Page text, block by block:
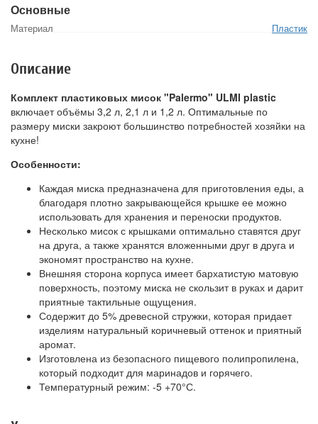
Основные
Материал Пластик
Описание
Комплект пластиковых мисок "Palermo" ULMI plastic
включает объёмы 3,2 л, 2,1 л и 1,2 л. Оптимальные по
размеру миски закроют большинство потребностей хозяйки на
кухне!
Особенности:
Каждая миска предназначена для приготовления еды, а
благодаря плотно закрывающейся крышке ее можно
использовать для хранения и переноски продуктов.
Несколько мисок с крышками оптимально ставятся друг
на друга, а также хранятся вложенными друг в друга и
экономят пространство на кухне.
Внешняя сторона корпуса имеет бархатистую матовую
поверхность, поэтому миска не скользит в руках и дарит
приятные тактильные ощущения.
Содержит до 5% древесной стружки, которая придает
изделиям натуральный коричневый оттенок и приятный
аромат.
Изготовлена из безопасного пищевого полипропилена,
который подходит для маринадов и горячего.
Температурный режим: -5 +70°С.